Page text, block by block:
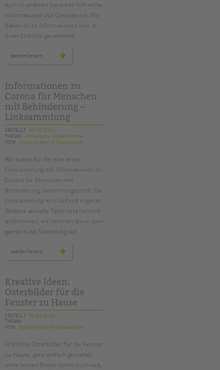
auch in anderen Sprachen hilfreiche
Informationen zur Coronakrise. Wir
haben diese Informationen hier in
einer Linkliste gesammelt.
weiterlesen mehrsprachige
informationen
linktipps
Informationen zu
Corona für Menschen
mit Behinderung –
Linksammlung
ERSTELLT 30.03.2020
THEMA Ambulante HilfenCorona
VON
Barbara Brecht-Hadraschek
Wir haben für Sie eine erste
Linksammlung mit Informationen zu
Corona für Menschen mit
Behinderung zusammengestellt. Die
Linksammlung wird laufend ergänzt.
Weitere aktuelle Tipps sind herzlich
willkommen, wir nehmen diese dann
gerne in die Sammlung auf.
weiterlesen informationen
mit
behinderung
–
linksammlung
Kreative Ideen:
Osterbilder für die
Fenster zu Hause
ERSTELLT 30.03.2020
THEMA
VON
Barbara Brecht-Hadraschek
Fröhliche Osterbilder für die Fenster
zu Hause, ganz einfach gestaltet,
ohne teuren Bastel-Schnickschnack,